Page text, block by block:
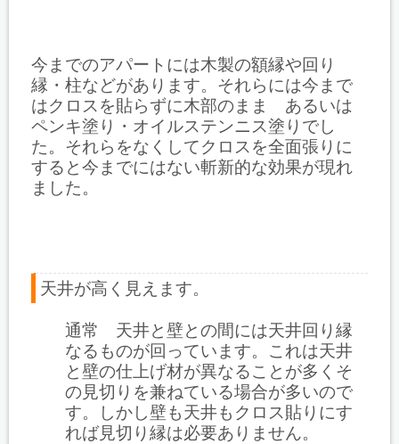
今までのアパートには木製の額縁や回り
縁・柱などがあります。それらには今まで
はクロスを貼らずに木部のまま あるいは
ペンキ塗り・オイルステンニス塗りでし
た。それらをなくしてクロスを全面張りに
すると今までにはない斬新的な効果が現れ
ました。
天井が高く見えます。
通常 天井と壁との間には天井回り縁
なるものが回っています。これは天井
と壁の仕上げ材が異なることが多くそ
の見切りを兼ねている場合が多いので
す。しかし壁も天井もクロス貼りにす
れば見切り縁は必要ありません。